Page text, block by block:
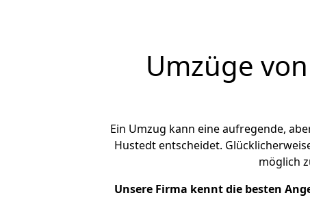
Umzüge
Ein Umzug kann eine aufregende,
Hustedt entscheidet.
möglich
Unsere Firma kennt die besten